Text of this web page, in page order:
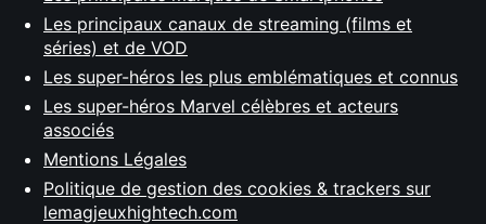
Les principaux canaux de streaming (films et
séries) et de VOD
Les super-héros les plus emblématiques et connus
Les super-héros Marvel célèbres et acteurs
associés
Mentions Légales
Politique de gestion des cookies & trackers sur
lemagjeuxhightech.com